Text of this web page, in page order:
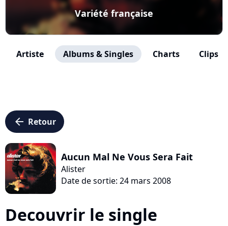
Variété française
Artiste Albums & Singles Charts Clips
arrow_left Retour
Aucun Mal Ne Vous Sera Fait
Alister
Date de sortie: 24 mars 2008
Decouvrir le single